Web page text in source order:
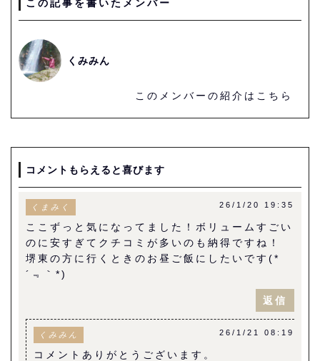
この記事を書いたメンバー
くみみん
このメンバーの紹介はこちら
コメントもらえると喜びます
くまみく 26/1/20 19:35
ここずっと気になってました！ボリュームすごい
のに安すぎてクチコミが多いのも納得ですね！
堺東の方に行くときのお昼ご飯にしたいです(*
´﹃｀*)
返信
くみみん 26/1/21 08:19
コメントありがとうございます。